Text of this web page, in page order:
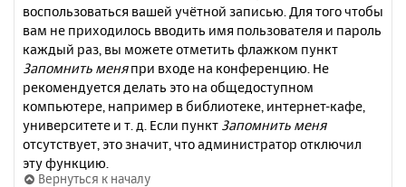
воспользоваться вашей учётной записью. Для того чтобы
вам не приходилось вводить имя пользователя и пароль
каждый раз, вы можете отметить флажком пункт
Запомнить меняпри входе на конференцию. Не
рекомендуется делать это на общедоступном
компьютере, например в библиотеке, интернет-кафе,
университете и т. д. Если пункт Запомнить меня
отсутствует, это значит, что администратор отключил
эту функцию.
Вернуться к началу